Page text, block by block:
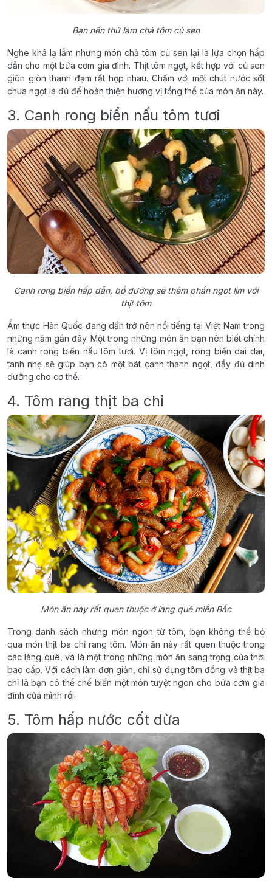
Bạn nên thử làm chả tôm củ sen
Nghe khá lạ lẫm nhưng món chả tôm củ sen lại là lựa chọn hấp
dẫn cho một bữa cơm gia đình. Thịt tôm ngọt, kết hợp với củ sen
giòn giòn thanh đạm rất hợp nhau. Chấm với một chút nước sốt
chua ngọt là đủ để hoàn thiện hương vị tổng thể của món ăn này.
3. Canh rong biển nấu tôm tươi
Canh rong biển hấp dẫn, bổ dưỡng sẽ thêm phần ngọt lịm với
thịt tôm
Ẩm thực Hàn Quốc đang dần trở nên nổi tiếng tại Việt Nam trong
những năm gần đây. Một trong những món ăn bạn nên biết chính
là canh rong biển nấu tôm tươi. Vị tôm ngọt, rong biển dai dai,
tanh nhẹ sẽ giúp bạn có một bát canh thanh ngọt, đầy đủ dinh
dưỡng cho cơ thể.
4. Tôm rang thịt ba chỉ
Món ăn này rất quen thuộc ở làng quê miền Bắc
Trong danh sách những món ngon từ tôm, bạn không thể bỏ
qua món thịt ba chỉ rang tôm. Món ăn này rất quen thuộc trong
các làng quê, và là một trong những món ăn sang trọng của thời
bao cấp. Với cách làm đơn giản, chỉ sử dụng tôm đồng và thịt ba
chỉ là bạn có thể chế biến một món tuyệt ngon cho bữa cơm gia
đình của mình rồi.
5. Tôm hấp nước cốt dừa